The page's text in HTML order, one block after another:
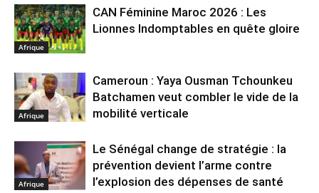
Afrique
CAN Féminine Maroc 2026 : Les
Lionnes Indomptables en quête gloire
Afrique
Cameroun : Yaya Ousman Tchounkeu
Batchamen veut combler le vide de la
mobilité verticale
Afrique
Le Sénégal change de stratégie : la
prévention devient l’arme contre
l’explosion des dépenses de santé